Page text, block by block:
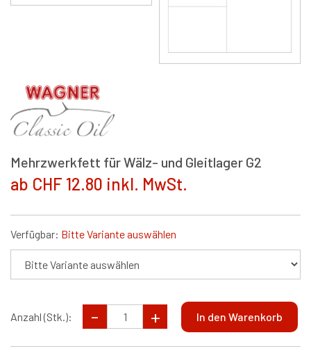
Mehrzwerkfett für Wälz- und Gleitlager G2
ab CHF 12.80 inkl. MwSt.
Verfügbar: Bitte Variante auswählen
Anzahl (Stk.):